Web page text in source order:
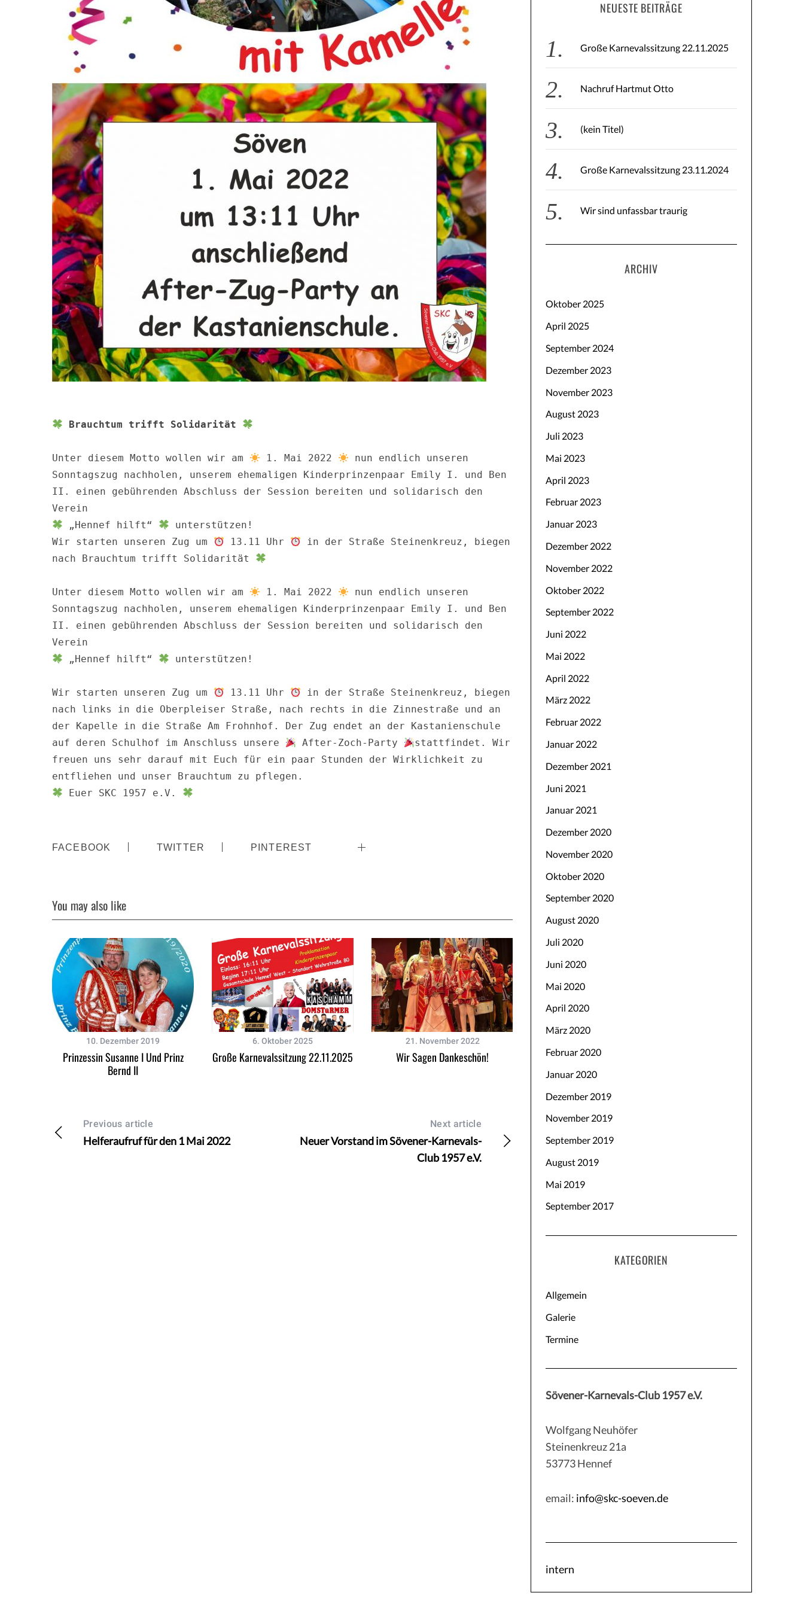
Brauchtum trifft Solidarität
Unter diesem Motto wollen wir am 1. Mai 2022
nun endlich unseren
Sonntagszug nachholen, unserem ehemaligen Kinderprinzenpaar Emily I. und Ben
II. einen gebührenden Abschluss der Session bereiten und solidarisch den
„Hennef hilft“
unterstützen!
Wir starten unseren Zug um
13.11 Uhr
in der Straße Steinenkreuz, biegen
nach Brauchtum trifft Solidarität
Unter diesem Motto wollen wir am 1. Mai 2022
nun endlich unseren
Sonntagszug nachholen, unserem ehemaligen Kinderprinzenpaar Emily I. und Ben
II. einen gebührenden Abschluss der Session bereiten und solidarisch den
„Hennef hilft“
unterstützen!
Wir starten unseren Zug um 13.11 Uhr
in der Straße Steinenkreuz, biegen
nach links in die Oberpleiser Straße, nach rechts in die Zinnestraße und an
der Kapelle in die Straße Am Frohnhof. Der Zug endet an der Kastanienschule
auf deren Schulhof im Anschluss unsere
After-Zoch-Party
stattfindet. Wir
freuen uns sehr darauf mit Euch für ein paar Stunden der Wirklichkeit zu
Euer SKC 1957 e.V.
FACEBOOK TWITTER PINTEREST
You may also like
10. Dezember 2019
Prinzessin Susanne I Und Prinz
Bernd II
6. Oktober 2025
Große Karnevalssitzung 22.11.2025
21. November 2022
Wir Sagen Dankeschön!
Previous article
Helferaufruf für den 1 Mai 2022
Next article
Neuer Vorstand im Sövener-Karnevals-
Club 1957 e.V.
NEUESTE BEITRÄGE
Große Karnevalssitzung 22.11.2025
Nachruf Hartmut Otto
(kein Titel)
Große Karnevalssitzung 23.11.2024
Wir sind unfassbar traurig
ARCHIV
Oktober 2025
April 2025
September 2024
Dezember 2023
November 2023
August 2023
Juli 2023
Mai 2023
April 2023
Februar 2023
Januar 2023
Dezember 2022
November 2022
Oktober 2022
September 2022
Juni 2022
Mai 2022
April 2022
März 2022
Februar 2022
Januar 2022
Dezember 2021
Juni 2021
Januar 2021
Dezember 2020
November 2020
Oktober 2020
September 2020
August 2020
Juli 2020
Juni 2020
Mai 2020
April 2020
März 2020
Februar 2020
Januar 2020
Dezember 2019
November 2019
September 2019
August 2019
Mai 2019
September 2017
KATEGORIEN
Allgemein
Galerie
Termine
Sövener-Karnevals-Club 1957 e.V.
Wolfgang Neuhöfer
Steinenkreuz 21a
53773 Hennef
email: info@skc-soeven.de
intern
a
r
h
r